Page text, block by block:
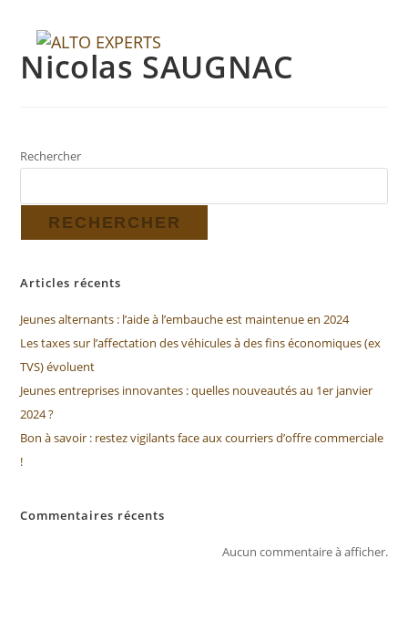
Nicolas SAUGNAC
Rechercher
RECHERCHER
Articles récents
Jeunes alternants : l’aide à l’embauche est maintenue en 2024
Les taxes sur l’affectation des véhicules à des fins économiques (ex
TVS) évoluent
Jeunes entreprises innovantes : quelles nouveautés au 1er janvier
2024 ?
Bon à savoir : restez vigilants face aux courriers d’offre commerciale
!
Commentaires récents
Aucun commentaire à afficher.